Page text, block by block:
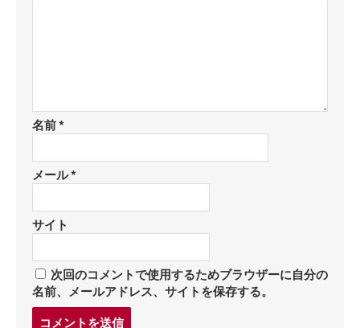
名前*
メール*
サイト
次回のコメントで使用するためブラウザーに自分の
名前、メールアドレス、サイトを保存する。